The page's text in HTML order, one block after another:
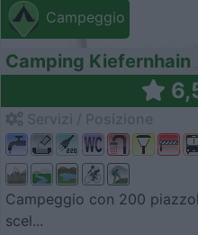
Campeggio
Camping Kiefernhain
Campeggio con 200
scel...